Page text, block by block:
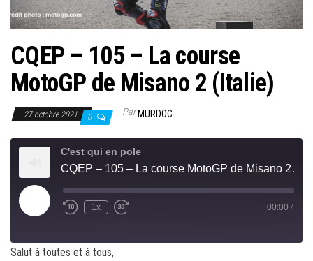
CQEP – 105 – La course
MotoGP de Misano 2 (Italie)
27 octobre 2021 0 ParMURDOC
C'est qui en pole
CQEP – 105 – La course MotoGP de Misano 2 (Italie)
Play
EpisodeRewind
1x
Fast
seconds
00:00 /
Salut à toutes et à tous,